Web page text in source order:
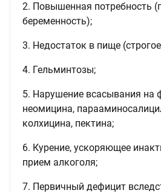
2. Повышенная потребность
беременность);
3. Недостаток в пище
4. Гельминтозы;
5. Нарушение всасывания на
неомицина,
колхицина, пектина;
6. Курение, ускоряющее
прием алкоголя;
7. Первичный дефицит